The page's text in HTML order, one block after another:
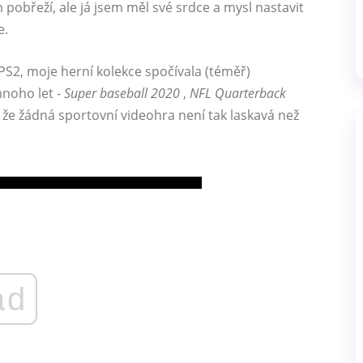
ale já jsem měl své srdce a mysl nastavit
moje herní kolekce spočívala (téměř)
let -Super baseball 2020 , NFL Quarterback
žádná sportovní videohra není tak laskavá než